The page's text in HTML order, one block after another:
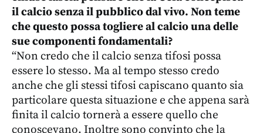
il calcio senza il pubblico dal vivo. Non teme
che questo possa togliere al calcio una delle
sue componenti fondamentali?
“Non credo che il calcio senza tifosi possa
essere lo stesso. Ma al tempo stesso credo
anche che gli stessi tifosi capiscano quanto sia
particolare questa situazione e che appena sarà
finita il calcio tornerà a essere quello che
conoscevano. Inoltre sono convinto che la